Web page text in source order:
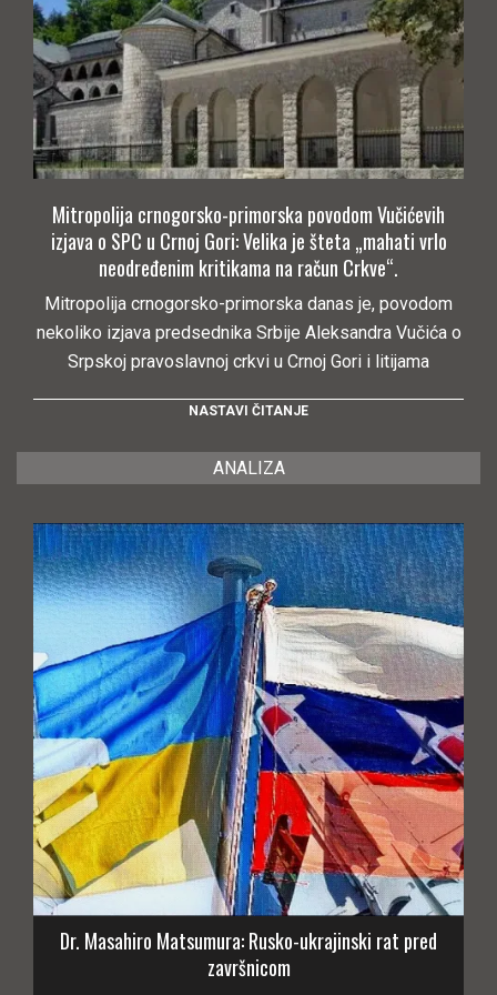
Mitropolija crnogorsko-primorska povodom Vučićevih
izjava o SPC u Crnoj Gori: Velika je šteta „mahati vrlo
neodređenim kritikama na račun Crkve“.
Mitropolija crnogorsko-primorska danas je, povodom
nekoliko izjava predsednika Srbije Aleksandra Vučića o
Srpskoj pravoslavnoj crkvi u Crnoj Gori i litijama
NASTAVI ČITANJE
ANALIZA
Dr. Masahiro Matsumura: Rusko-ukrajinski rat pred
završnicom